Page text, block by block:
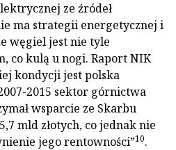
ze źródeł
ma strategii energetycznej i
węgiel jest nie tyle
co kulą u nogi. Raport NIK
kondycji jest polska
2015 sektor górnictwa
wsparcie ze Skarbu
mld złotych, co jednak nie
jego rentowności”10.